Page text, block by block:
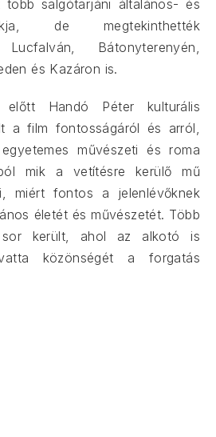
salgótarjáni általános- és
de megtekinthették
Lucfalván, Bátonyterenyén,
és Kazáron is.
Handó Péter kulturális
a film fontosságáról és arról,
művészeti és roma
mik a vetítésre kerülő mű
miért fontos a jelenlévőknek
életét és művészetét. Több
került, ahol az alkotó is
közönségét a forgatás